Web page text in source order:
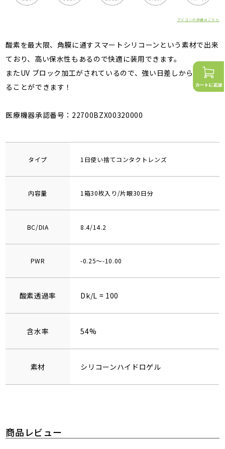
アイコンの詳細はこちら
酸素を最大限、角膜に通すスマートシリコーンという素材で出来
ており、高い保水性もあるので快適に装用できます。
またUV ブロック加工がされているので、強い日差しから眼を守
ることができます！
医療機器承認番号：22700BZX00320000
タイプ 1日使い捨てコンタクトレンズ
内容量 1箱30枚入り/片眼30日分
BC/DIA 8.4/14.2
PWR -0.25～-10.00
酸素透過率 Dk/L = 100
含水率 54%
素材 シリコーンハイドロゲル
商品レビュー